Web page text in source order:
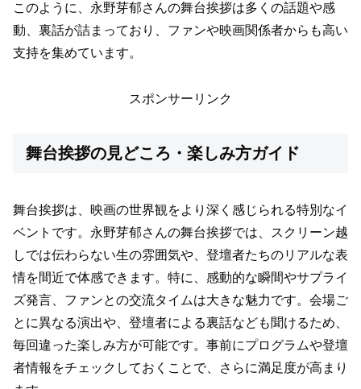
このように、永野芽郁さんの舞台挨拶は多くの話題や感
動、裏話が詰まっており、ファンや映画関係者からも高い
支持を集めています。
スポンサーリンク
舞台挨拶の見どころ・楽しみ方ガイド
舞台挨拶は、映画の世界観をより深く感じられる特別なイ
ベントです。永野芽郁さんの舞台挨拶では、スクリーン越
しでは伝わらない生の雰囲気や、登壇者たちのリアルな表
情を間近で体感できます。特に、感動的な瞬間やサプライ
ズ発言、ファンとの交流タイムは大きな魅力です。会場ご
とに異なる演出や、登壇者による裏話なども聞けるため、
毎回違った楽しみ方が可能です。事前にプログラムや登壇
者情報をチェックしておくことで、さらに満足度が高まり